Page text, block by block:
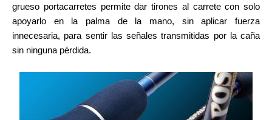
grueso portacarretes permite dar tirones al carrete con solo
apoyarlo en la palma de la mano, sin aplicar fuerza
innecesaria, para sentir las señales transmitidas por la caña
sin ninguna pérdida.